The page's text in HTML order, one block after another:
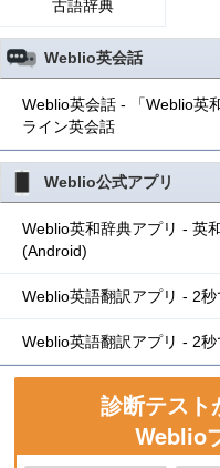
古語辞典
Weblio英会話
Weblio英会話 - 「Weblio英
ライン英会話
Weblio公式アプリ
Weblio英和辞典アプリ - 英
(Android)
Weblio英語翻訳アプリ - 2
Weblio英語翻訳アプリ - 2
診断テスト
Weblio